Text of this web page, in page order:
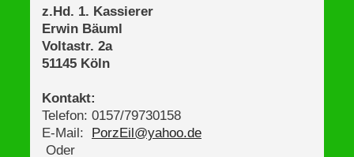
z.Hd. 1. Kassierer
Erwin Bäuml
Voltastr. 2a
51145 Köln
Kontakt:
Telefon: 0157/79730158
E-Mail: PorzEil@yahoo.de
Oder